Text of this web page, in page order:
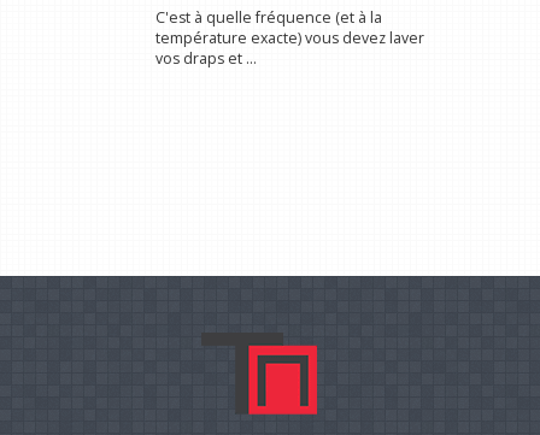
C'est à quelle fréquence (et à la
température exacte) vous devez laver
vos draps et ...